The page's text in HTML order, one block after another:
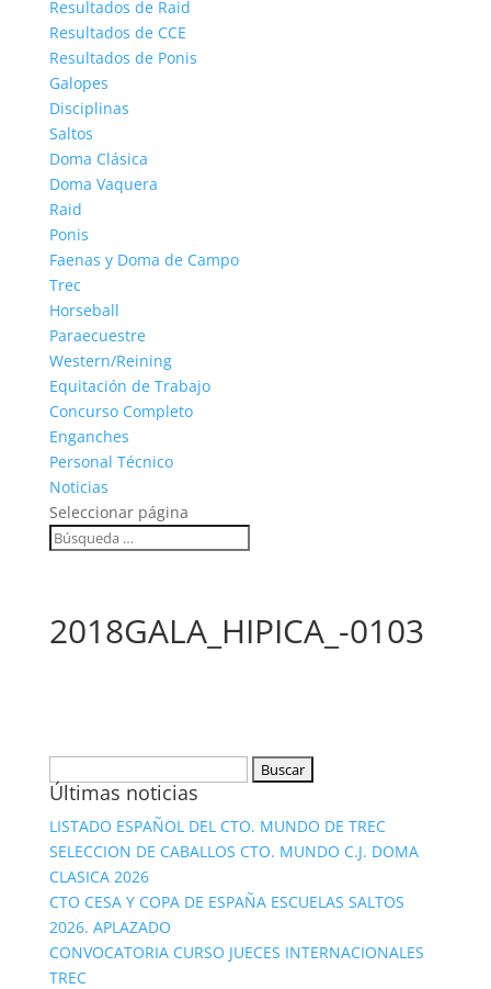
Resultados de Raid
Resultados de CCE
Resultados de Ponis
Galopes
Disciplinas
Saltos
Doma Clásica
Doma Vaquera
Raid
Ponis
Faenas y Doma de Campo
Trec
Horseball
Paraecuestre
Western/Reining
Equitación de Trabajo
Concurso Completo
Enganches
Personal Técnico
Noticias
Seleccionar página
2018GALA_HIPICA_-0103
Últimas noticias
LISTADO ESPAÑOL DEL CTO. MUNDO DE TREC
SELECCION DE CABALLOS CTO. MUNDO C.J. DOMA
CLASICA 2026
CTO CESA Y COPA DE ESPAÑA ESCUELAS SALTOS
2026. APLAZADO
CONVOCATORIA CURSO JUECES INTERNACIONALES
TREC